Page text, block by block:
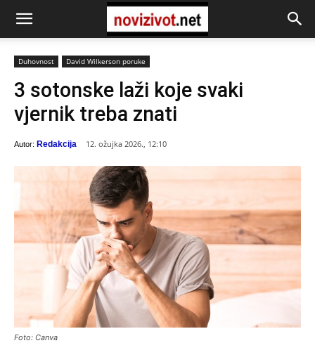
Duhovnost David Wilkerson poruke
3 sotonske laži koje svaki
vjernik treba znati
Autor: Redakcija 12. ožujka 2026., 12:10
Foto: Canva